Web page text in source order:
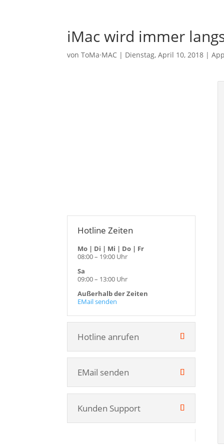
iMac wird immer
vonToMa·MAC | Dienstag, April 10, 2018 |
Hotline Zeiten
Mo | Di | Mi | Do | Fr
08:00 – 19:00 Uhr
Sa
09:00 – 13:00 Uhr
Außerhalb der Zeiten
EMail senden
Hotline anrufen
EMail senden
Kunden Support